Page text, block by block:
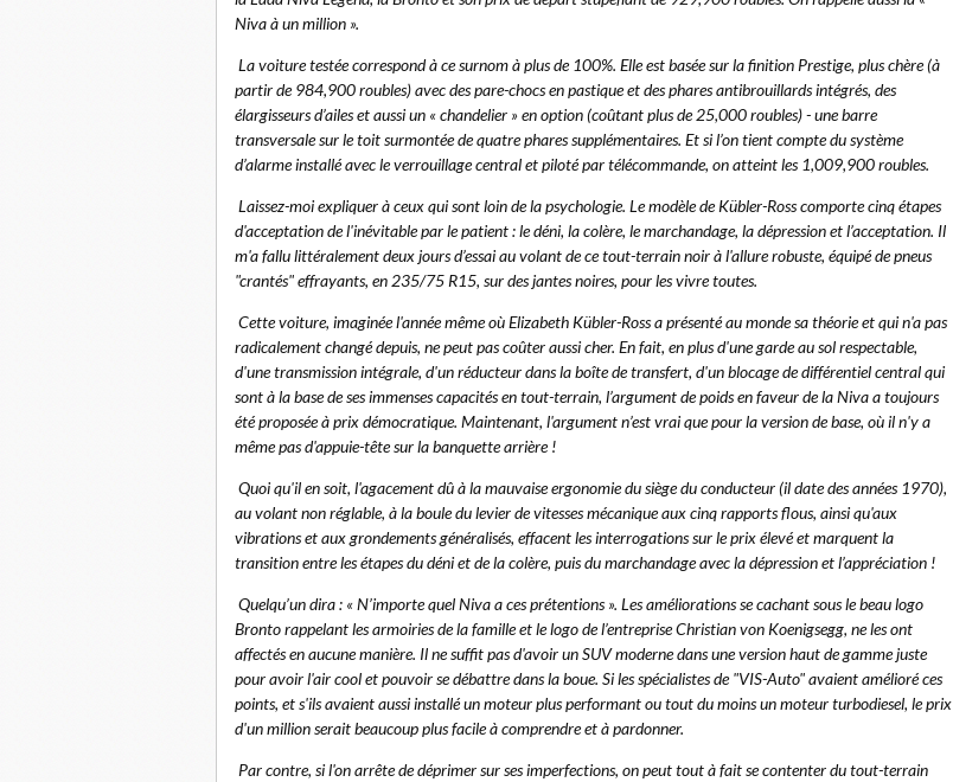
Niva à un million ».
La voiture testée correspond à ce surnom à plus de 100%. Elle est basée sur la finition Prestige, plus chère (à
partir de 984,900 roubles) avec des pare-chocs en pastique et des phares antibrouillards intégrés, des
élargisseurs d’ailes et aussi un « chandelier » en option (coûtant plus de 25,000 roubles) - une barre
transversale sur le toit surmontée de quatre phares supplémentaires. Et si l’on tient compte du système
d’alarme installé avec le verrouillage central et piloté par télécommande, on atteint les 1,009,900 roubles.
Laissez-moi expliquer à ceux qui sont loin de la psychologie. Le modèle de Kübler-Ross comporte cinq étapes
d'acceptation de l'inévitable par le patient : le déni, la colère, le marchandage, la dépression et l’acceptation. Il
m'a fallu littéralement deux jours d’essai au volant de ce tout-terrain noir à l'allure robuste, équipé de pneus
"crantés" effrayants, en 235/75 R15, sur des jantes noires, pour les vivre toutes.
Cette voiture, imaginée l'année même où Elizabeth Kübler-Ross a présenté au monde sa théorie et qui n'a pas
radicalement changé depuis, ne peut pas coûter aussi cher. En fait, en plus d'une garde au sol respectable,
d'une transmission intégrale, d'un réducteur dans la boîte de transfert, d'un blocage de différentiel central qui
sont à la base de ses immenses capacités en tout-terrain, l’argument de poids en faveur de la Niva a toujours
été proposée à prix démocratique. Maintenant, l'argument n’est vrai que pour la version de base, où il n'y a
même pas d'appuie-tête sur la banquette arrière !
Quoi qu'il en soit, l'agacement dû à la mauvaise ergonomie du siège du conducteur (il date des années 1970),
au volant non réglable, à la boule du levier de vitesses mécanique aux cinq rapports flous, ainsi qu'aux
vibrations et aux grondements généralisés, effacent les interrogations sur le prix élevé et marquent la
transition entre les étapes du déni et de la colère, puis du marchandage avec la dépression et l’appréciation !
Quelqu’un dira : « N’importe quel Niva a ces prétentions ». Les améliorations se cachant sous le beau logo
Bronto rappelant les armoiries de la famille et le logo de l’entreprise Christian von Koenigsegg, ne les ont
affectés en aucune manière. Il ne suffit pas d'avoir un SUV moderne dans une version haut de gamme juste
pour avoir l'air cool et pouvoir se débattre dans la boue. Si les spécialistes de "VIS-Auto" avaient amélioré ces
points, et s'ils avaient aussi installé un moteur plus performant ou tout du moins un moteur turbodiesel, le prix
d'un million serait beaucoup plus facile à comprendre et à pardonner.
Par contre, si l'on arrête de déprimer sur ses imperfections, on peut tout à fait se contenter du tout-terrain